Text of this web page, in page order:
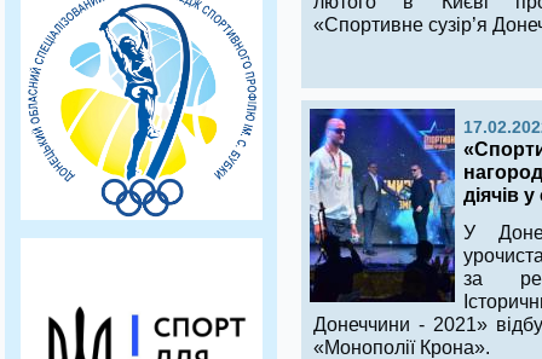
«Спортивне сузір’я
діячів
У
за
Донеччини - 2021»
«Монополії Крона».